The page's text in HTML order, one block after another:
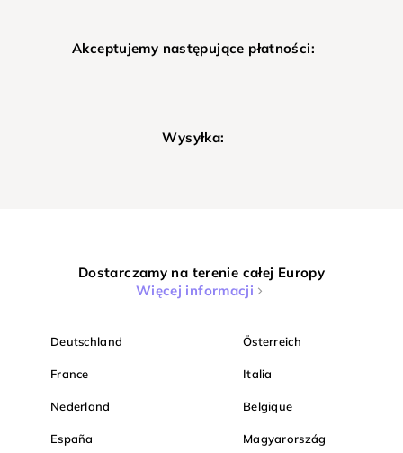
Akceptujemy następujące płatności:
Wysyłka:
Dostarczamy na terenie całej Europy
Więcej informacji
Deutschland Österreich
France Italia
Nederland Belgique
España Magyarország